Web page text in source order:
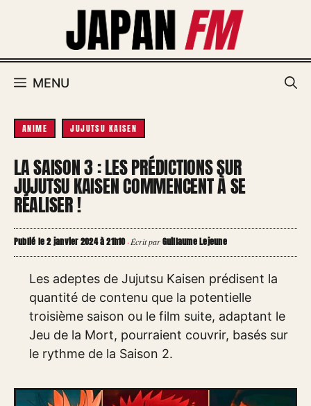
MENU
ANIME JUJUTSU KAISEN
LA SAISON 3 : LES PRÉDICTIONS SUR
JUJUTSU KAISEN COMMENCENT À SE
RÉALISER !
Publié le 2 janvier 2024 à 21h10 · Écrit parGuillaume Lejeune
Les adeptes de Jujutsu Kaisen prédisent la
quantité de contenu que la potentielle
troisième saison ou le film suite, adaptant le
Jeu de la Mort, pourraient couvrir, basés sur
le rythme de la Saison 2.